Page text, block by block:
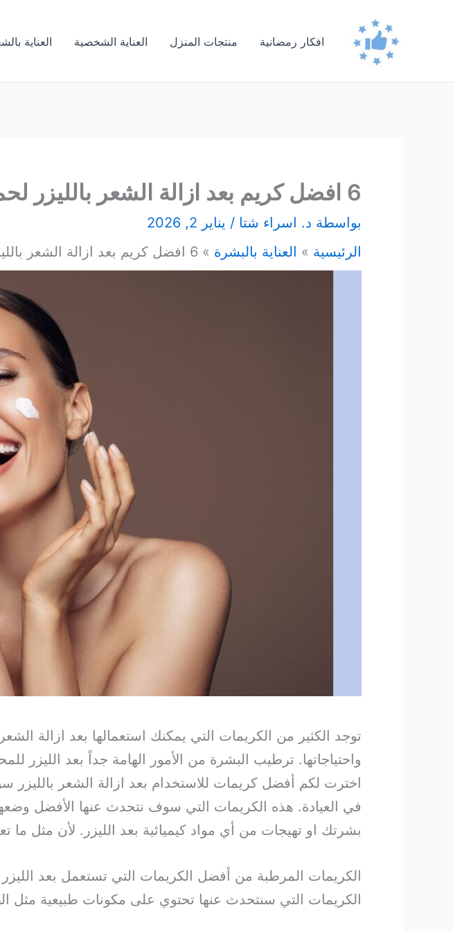
افكار رمضانية منتجات المنزل العناية الشخصية العناية
6 افضل كريم بعد ازالة الشعر بالليزر لحماية بشرتك لعام 2026
بواسطة د. اسراء شتا / يناير 2, 2026
الرئيسية
العناية بالبشرة 6 افضل كريم بعد ازالة الشعر بالليزر لحماية بشرتك لعام 2026
توجد الكثير من الكريمات التي يمكنك استعمالها بعد ازالة
واحتياجاتها. ترطيب البشرة من الأمور الهامة جداً بعد الليزر
اخترت لكم أفضل كريمات للاستخدام بعد ازالة الشعر بالليزر
بشرتك او تهيجات من أي مواد كيميائية بعد الليزر. لأن مثل ما
الكريمات المرطبة من أفضل الكريمات التي تستعمل بعد الليزر
الكريمات التي سنتحدث عنها تحتوي على مكونات طبيعية مثل